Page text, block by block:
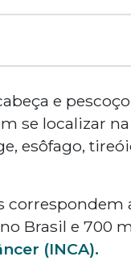
e
se localizar
esôfago,
Brasil e 700
(INCA).